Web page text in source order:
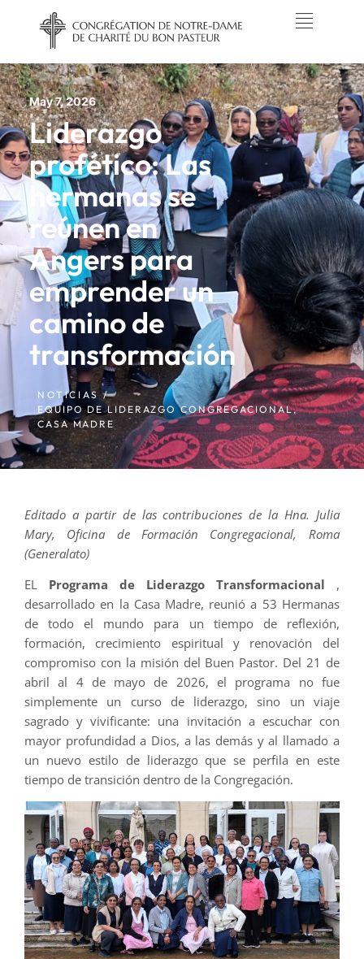
May 7, 2026
Liderazgo
profético: Las
hermanas se
reúnen en
Angers para
emprender un
camino de
transformación
NOTICIAS /
EQUIPO DE LIDERAZGO CONGREGACIONAL,
CASA MADRE
Editado a partir de las contribuciones de la Hna. Julia
Mary, Oficina de Formación Congregacional, Roma
(Generalato)
EL Programa de Liderazgo Transformacional ,
desarrollado en la Casa Madre, reunió a 53 Hermanas
de todo el mundo para un tiempo de reflexión,
formación, crecimiento espiritual y renovación del
compromiso con la misión del Buen Pastor. Del 21 de
abril al 4 de mayo de 2026, el programa no fue
simplemente un curso de liderazgo, sino un viaje
sagrado y vivificante: una invitación a escuchar con
mayor profundidad a Dios, a las demás y al llamado a
un nuevo estilo de liderazgo que se perfila en este
tiempo de transición dentro de la Congregación.